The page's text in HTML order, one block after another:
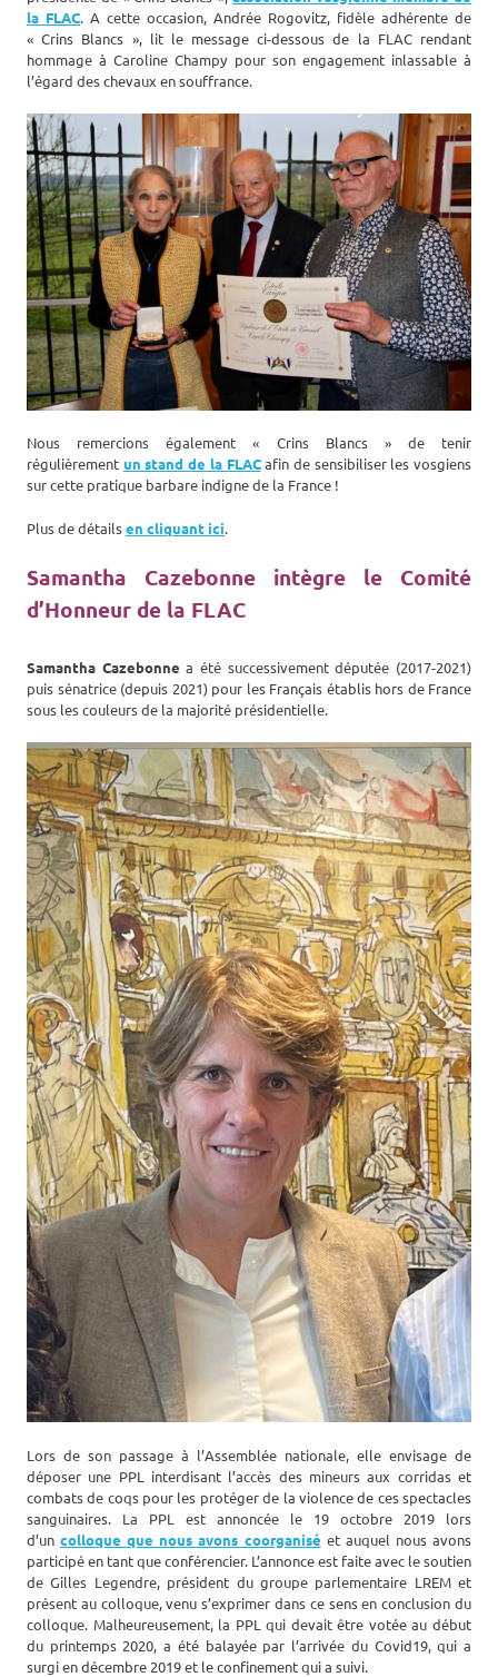
la FLAC. A cette occasion, Andrée Rogovitz, fidèle adhérente de
« Crins Blancs », lit le message ci-dessous de la FLAC rendant
hommage à Caroline Champy pour son engagement inlassable à
l’égard des chevaux en souffrance.
Nous remercions également « Crins Blancs » de tenir
régulièrement un stand de la FLACafin de sensibiliser les vosgiens
sur cette pratique barbare indigne de la France !
Plus de détailsen cliquant ici.
Samantha Cazebonne intègre le Comité
d’Honneur de la FLAC
Samantha Cazebonne a été successivement députée (2017-2021)
puis sénatrice (depuis 2021) pour les Français établis hors de France
sous les couleurs de la majorité présidentielle.
Lors de son passage à l’Assemblée nationale, elle envisage de
déposer une PPL interdisant l’accès des mineurs aux corridas et
combats de coqs pour les protéger de la violence de ces spectacles
sanguinaires. La PPL est annoncée le 19 octobre 2019 lors
d’uncolloque que nous avons coorganisé et auquel nous avons
participé en tant que conférencier. L’annonce est faite avec le soutien
de Gilles Legendre, président du groupe parlementaire LREM et
présent au colloque, venu s’exprimer dans ce sens en conclusion du
colloque. Malheureusement, la PPL qui devait être votée au début
du printemps 2020, a été balayée par l’arrivée du Covid19, qui a
surgi en décembre 2019 et le confinement qui a suivi.